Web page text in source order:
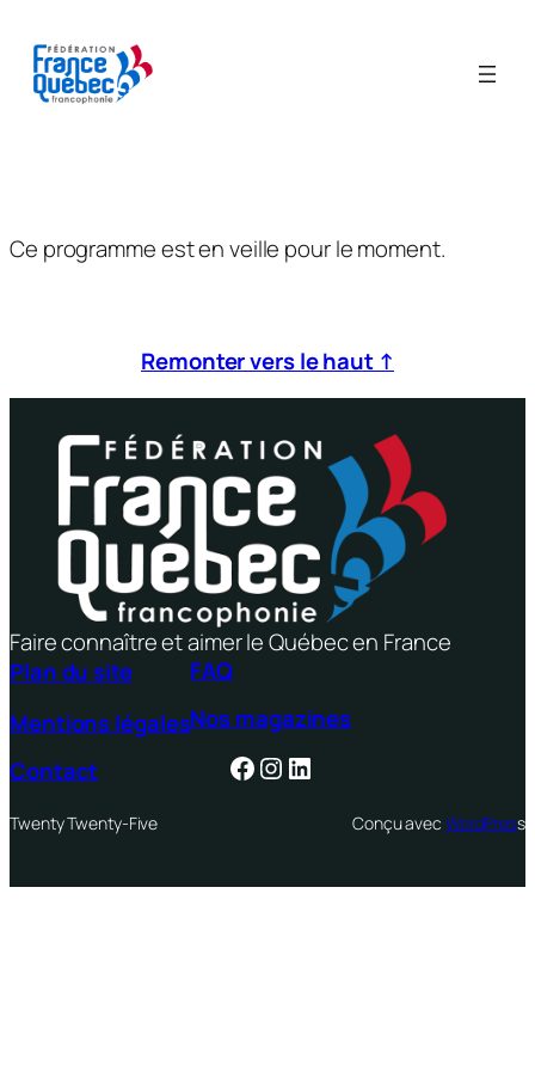
contenu
Ce programme est en veille pour le moment.
Remonter vers le haut ↑
Faire connaître et aimer le Québec en France
Plan du site
Mentions légales
Contact
FAQ
Nos magazines
Facebook
Instagram
LinkedIn
Twenty Twenty-Five Conçu avec WordPress